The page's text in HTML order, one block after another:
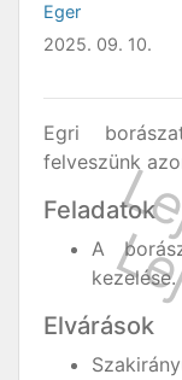
Eger
2025. 09. 10.
Egri
felveszünk
Feladatok
A
kezelése.
Elvárások